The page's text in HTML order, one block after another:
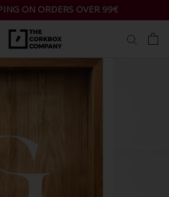
ON ORDERS OVER 99€